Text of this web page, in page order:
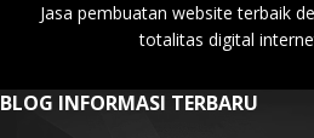
Jasa pembuatan website terbaik
totalitas digital
BLOG INFORMASI TERBARU